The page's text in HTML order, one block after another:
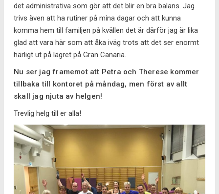
det administrativa som gör att det blir en bra balans. Jag
trivs även att ha rutiner på mina dagar och att kunna
komma hem till familjen på kvällen det är därför jag är lika
glad att vara här som att åka iväg trots att det ser enormt
härligt ut på lägret på Gran Canaria.
Nu ser jag framemot att Petra och Therese kommer
tillbaka till kontoret på måndag, men först av allt
skall jag njuta av helgen!
Trevlig helg till er alla!